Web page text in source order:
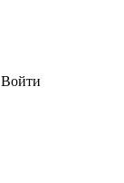
Войти